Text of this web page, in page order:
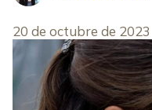
20 de octubre de 2023